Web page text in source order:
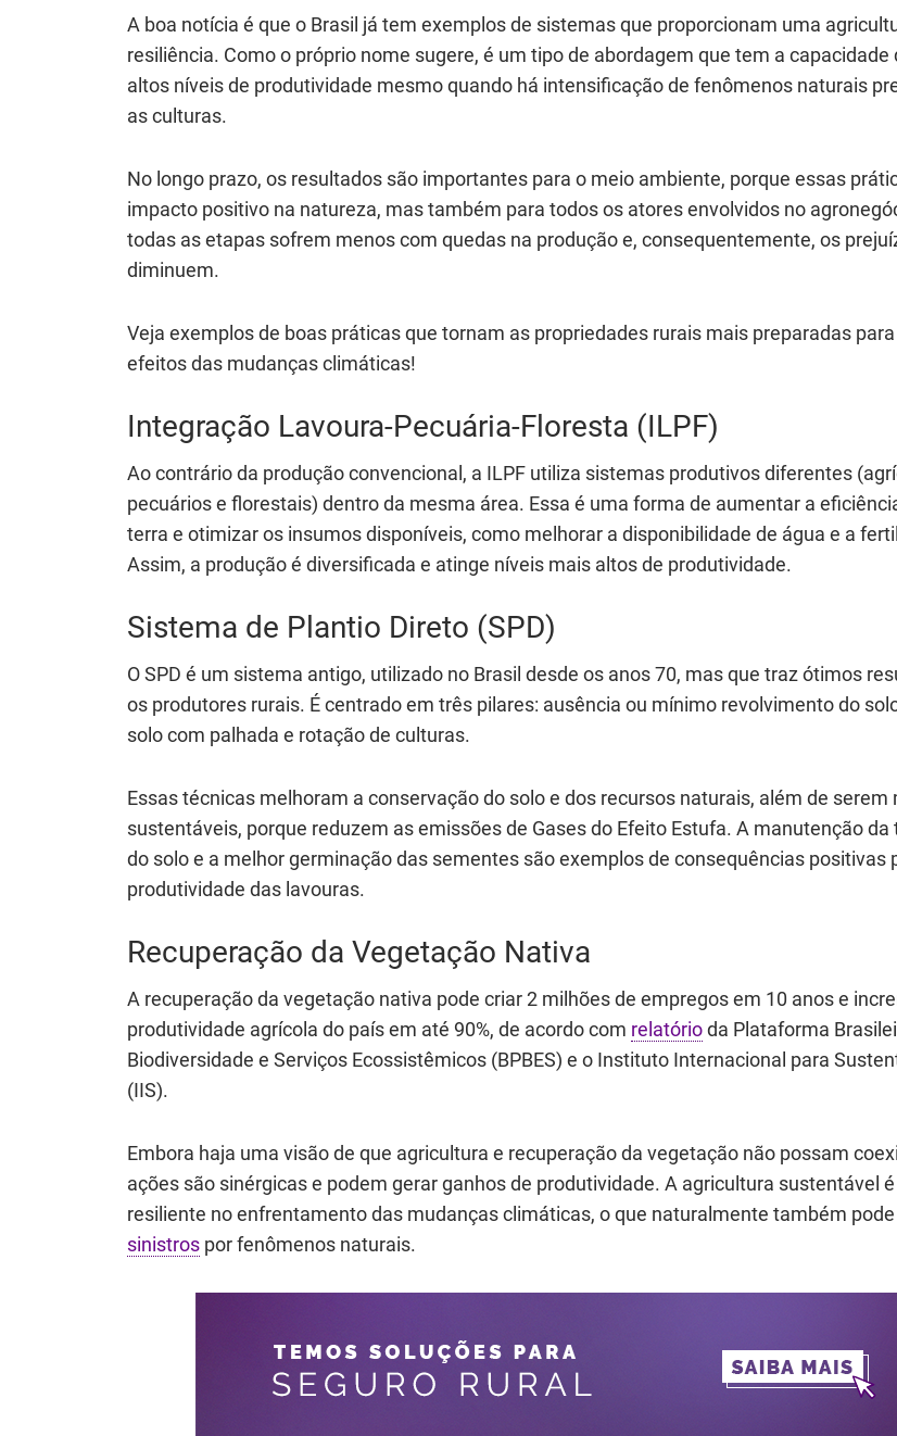
A boa notícia é que o Brasil já tem exemplos de sistemas que proporcionam uma
resiliência. Como o próprio nome sugere, é um tipo de abordagem que tem a capacidade
altos níveis de produtividade mesmo quando há intensificação de fenômenos naturais
as culturas.
No longo prazo, os resultados são importantes para o meio ambiente, porque essas
impacto positivo na natureza, mas também para todos os atores envolvidos no
todas as etapas sofrem menos com quedas na produção e, consequentemente, os
diminuem.
Veja exemplos de boas práticas que tornam as propriedades rurais mais preparadas
efeitos das mudanças climáticas!
Integração Lavoura-Pecuária-Floresta (ILPF)
Ao contrário da produção convencional, a ILPF utiliza sistemas produtivos diferentes
pecuários e florestais) dentro da mesma área. Essa é uma forma de aumentar a
terra e otimizar os insumos disponíveis, como melhorar a disponibilidade de água e a
Assim, a produção é diversificada e atinge níveis mais altos de produtividade.
Sistema de Plantio Direto (SPD)
O SPD é um sistema antigo, utilizado no Brasil desde os anos 70, mas que traz ótimos
os produtores rurais. É centrado em três pilares: ausência ou mínimo revolvimento do
solo com palhada e rotação de culturas.
Essas técnicas melhoram a conservação do solo e dos recursos naturais, além de serem
sustentáveis, porque reduzem as emissões de Gases do Efeito Estufa. A manutenção
do solo e a melhor germinação das sementes são exemplos de consequências positivas
produtividade das lavouras.
Recuperação da Vegetação Nativa
A recuperação da vegetação nativa pode criar 2 milhões de empregos em 10 anos e
produtividade agrícola do país em até 90%, de acordo com relatórioda Plataforma
Biodiversidade e Serviços Ecossistêmicos (BPBES) e o Instituto Internacional para
(IIS).
Embora haja uma visão de que agricultura e recuperação da vegetação não possam
ações são sinérgicas e podem gerar ganhos de produtividade. A agricultura sustentável
resiliente no enfrentamento das mudanças climáticas, o que naturalmente também
sinistros por fenômenos naturais.